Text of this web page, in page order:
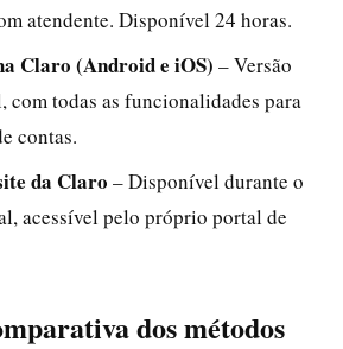
atendente. Disponível 24 horas.
Claro (Android e iOS) – Versão
com todas as funcionalidades para
contas.
da Claro – Disponível durante o
acessível pelo próprio portal de
dos métodos